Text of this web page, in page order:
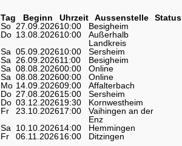
Tag Beginn Uhrzeit Aussenstelle
Status
So 27.09.202610:00
Besigheim
Do 13.08.202610:00
Außerhalb
Landkreis
Sa 05.09.202610:00
Sersheim
Sa 26.09.202611:00
Besigheim
Sa 08.08.202600:00
Online
Sa 08.08.202600:00
Online
Mo 14.09.202609:00
Affalterbach
Do 27.08.202615:00
Sersheim
Do 03.12.202619:30
Kornwestheim
Fr 23.10.202617:00
Vaihingen an der
Enz
Sa 10.10.202614:00
Hemmingen
Fr 06.11.202616:00
Ditzingen